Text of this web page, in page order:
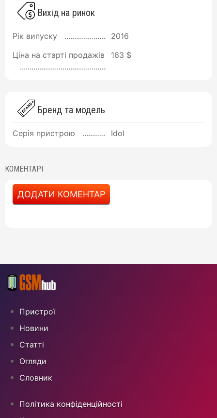
Вихід на ринок
Рік випуску
2016
Ціна на старті продажів
163 $
Бренд та модель
Серія пристрою Idol
КОМЕНТАРІ
ДОДАТИ КОМЕНТАР
Пристрої
Новини
Статті
Огляди
Cловник
Політика конфіденційності